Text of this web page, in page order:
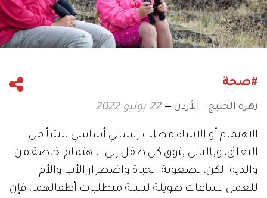
#صحة
زهرة الخليج - الأردن 22 يونيو 2022
الاهتمام أو الانتباه مطلب إنساني أساسي ينشأ من
التعلق، وبالتالي يتوق كل طفل إلى الاهتمام، خاصة من
والديه. لكن، لصعوبة الحياة واضطرار الأب والأم
للعمل لساعات طويلة لتلبية متطلبات أطفالهما، فإن